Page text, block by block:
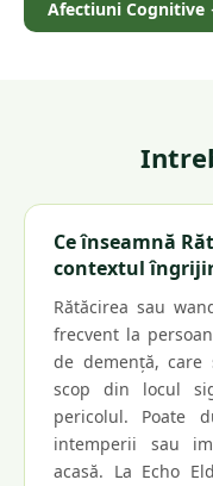
Afectiuni Cognitive
Ce înseamnă
contextul
Rătăcirea sau
frecvent la
de demență, care
scop din locul
pericolul. Poate
intemperii sau
acasă. La Echo